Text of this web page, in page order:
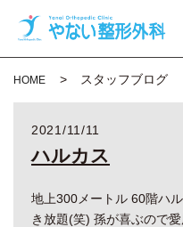
HOME スタッフブログ
2021/11/11
ハルカス
地上300メートル 60階ハ
き放題(笑) 孫が喜ぶので